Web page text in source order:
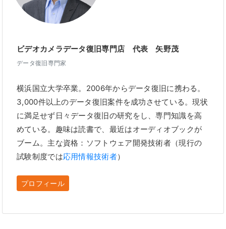
ビデオカメラデータ復旧専門店 代表 矢野茂
データ復旧専門家
横浜国立大学卒業。2006年からデータ復旧に携わる。
3,000件以上のデータ復旧案件を成功させている。現状
に満足せず日々データ復旧の研究をし、専門知識を高
めている。趣味は読書で、最近はオーディオブックが
ブーム。主な資格：ソフトウェア開発技術者（現行の
試験制度では応用情報技術者）
プロフィール